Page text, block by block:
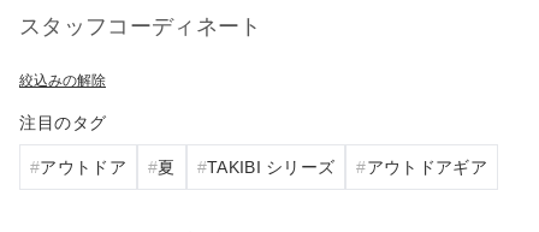
スタッフコーディネート
絞込みの解除
注目のタグ
アウトドア 夏 TAKIBI シリーズ アウトドアギア